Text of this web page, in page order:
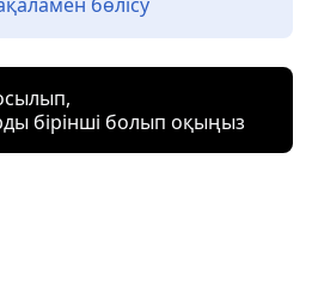
бөлісу
бірінші болып оқыңыз